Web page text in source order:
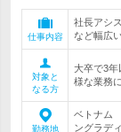
仕事内容
社長アシ
など幅広
対象と
なる方
大卒で3年
様な業務
勤務地
ベトナム
ングラデ